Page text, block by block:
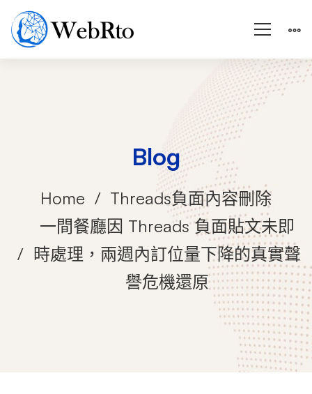
Blog
Home
Threads負面內容刪除
一間餐廳因 Threads 負面貼文未即
時處理，兩週內訂位量下降的真實聲
譽危機還原